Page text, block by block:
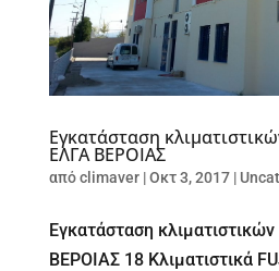
Εγκατάσταση
ΕΛΓΑ ΒΕΡΟΙΑΣ
απόclimaver|Οκτ 3, 2017|
Εγκατάσταση
ΒΕΡΟΙΑΣ 18 Κλιματιστικά